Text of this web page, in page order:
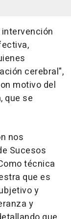
cerebral",
motivo del
que se
nos
Sucesos
técnica
que es
y
y